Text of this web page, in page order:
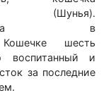
(Шунья).
в
шесть
и
за последние